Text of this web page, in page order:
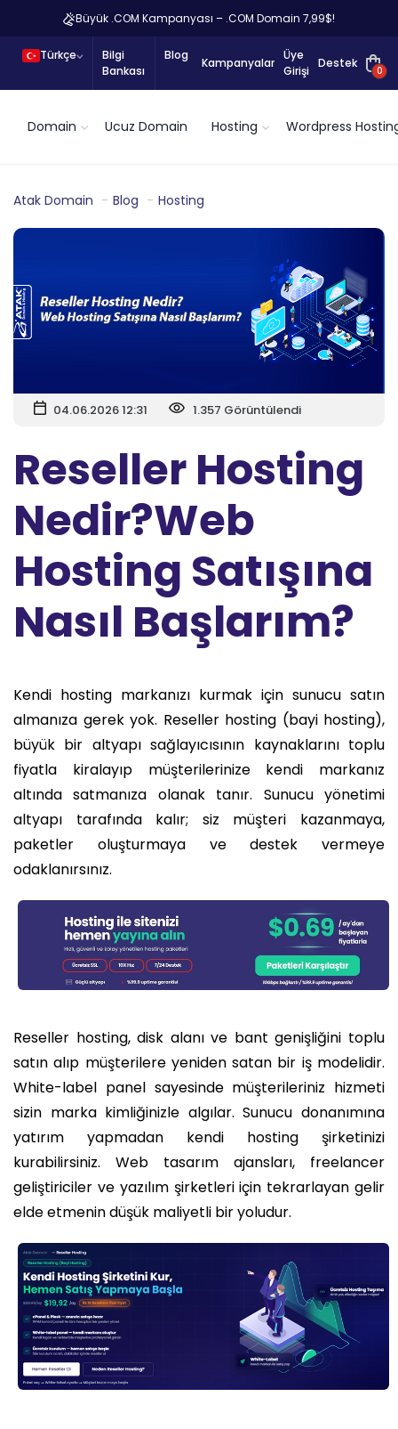
Büyük .COM Kampanyası – .COM Domain 7,99$!
Türkçe
Bilgi
Bankası
Blog
Kampanyalar
Üye
Girişi
Destek
0
Domain Ucuz Domain Hosting Wordpress
Atak Domain Blog Hosting
04.06.2026 12:31 1.357 Görüntülendi
Reseller Hosting
Nedir?Web
Hosting Satışına
Nasıl Başlarım?
Kendi hosting markanızı kurmak için sunucu satın
almanıza gerek yok. Reseller hosting (bayi hosting),
büyük bir altyapı sağlayıcısının kaynaklarını toplu
fiyatla kiralayıp müşterilerinize kendi markanız
altında satmanıza olanak tanır. Sunucu yönetimi
altyapı tarafında kalır; siz müşteri kazanmaya,
paketler oluşturmaya ve destek vermeye
odaklanırsınız.
Reseller hosting, disk alanı ve bant genişliğini toplu
satın alıp müşterilere yeniden satan bir iş modelidir.
White-label panel sayesinde müşterileriniz hizmeti
sizin marka kimliğinizle algılar. Sunucu donanımına
yatırım yapmadan kendi hosting şirketinizi
kurabilirsiniz. Web tasarım ajansları, freelancer
geliştiriciler ve yazılım şirketleri için tekrarlayan gelir
elde etmenin düşük maliyetli bir yoludur.